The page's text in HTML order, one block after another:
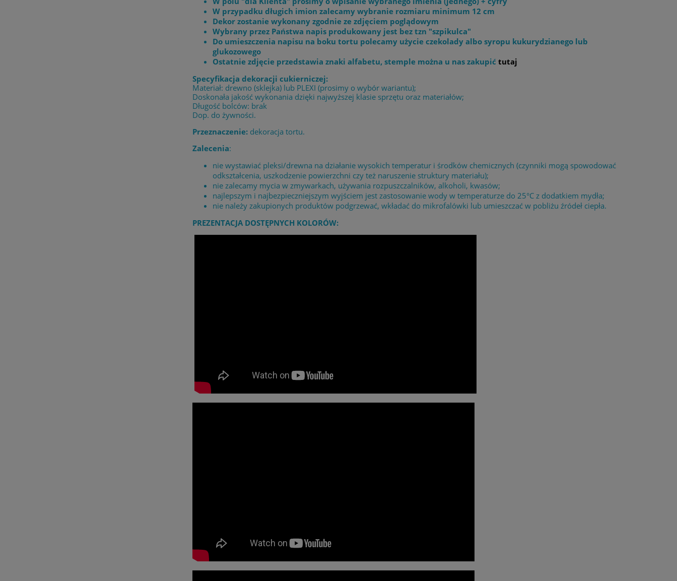
W przypadku długich imion zalecamy wybranie rozmiaru minimum 12 cm
Dekor zostanie wykonany zgodnie ze zdjęciem poglądowym
Wybrany przez Państwa napis produkowany jest bez tzn "szpikulca"
Do umieszczenia napisu na boku tortu polecamy użycie czekolady albo syropu kukurydzianego lub
glukozowego
Ostatnie zdjęcie przedstawia znaki alfabetu, stemple można u nas zakupić tutaj
Specyfikacja dekoracji cukierniczej:
Materiał: drewno (sklejka) lub PLEXI (prosimy o wybór wariantu);
Doskonała jakość wykonania dzięki najwyższej klasie sprzętu oraz materiałów;
Długość bolców: brak
Dop. do żywności.
Przeznaczenie: dekoracja tortu.
Zalecenia:
nie wystawiać pleksi/drewna na działanie wysokich temperatur i środków chemicznych (czynniki mogą spowodować
odkształcenia, uszkodzenie powierzchni czy też naruszenie struktury materiału);
nie zalecamy mycia w zmywarkach, używania rozpuszczalników, alkoholi, kwasów;
najlepszym i najbezpieczniejszym wyjściem jest zastosowanie wody w temperaturze do 25°C z dodatkiem mydła;
nie należy zakupionych produktów podgrzewać, wkładać do mikrofalówki lub umieszczać w pobliżu źródeł ciepła.
PREZENTACJA DOSTĘPNYCH KOLORÓW: